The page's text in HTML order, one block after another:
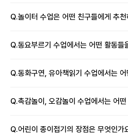
Q.놀이터 수업은 어떤 친구들에게 추
Q.동요부르기 수업에서는 어떤 활동들
Q.동화구연, 유아책읽기 수업에서는
Q.촉감놀이, 오감놀이 수업에서는 어
Q.어린이 종이접기의 장점은 무엇인가